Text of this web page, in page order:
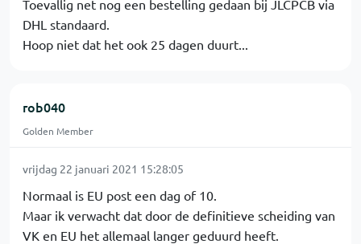
Toevallig net nog een bestelling gedaan bij JLCPCB via
DHL standaard.
Hoop niet dat het ook 25 dagen duurt...
rob040
Golden Member
vrijdag 22 januari 2021 15:28:05
Normaal is EU post een dag of 10.
Maar ik verwacht dat door de definitieve scheiding van
VK en EU het allemaal langer geduurd heeft.